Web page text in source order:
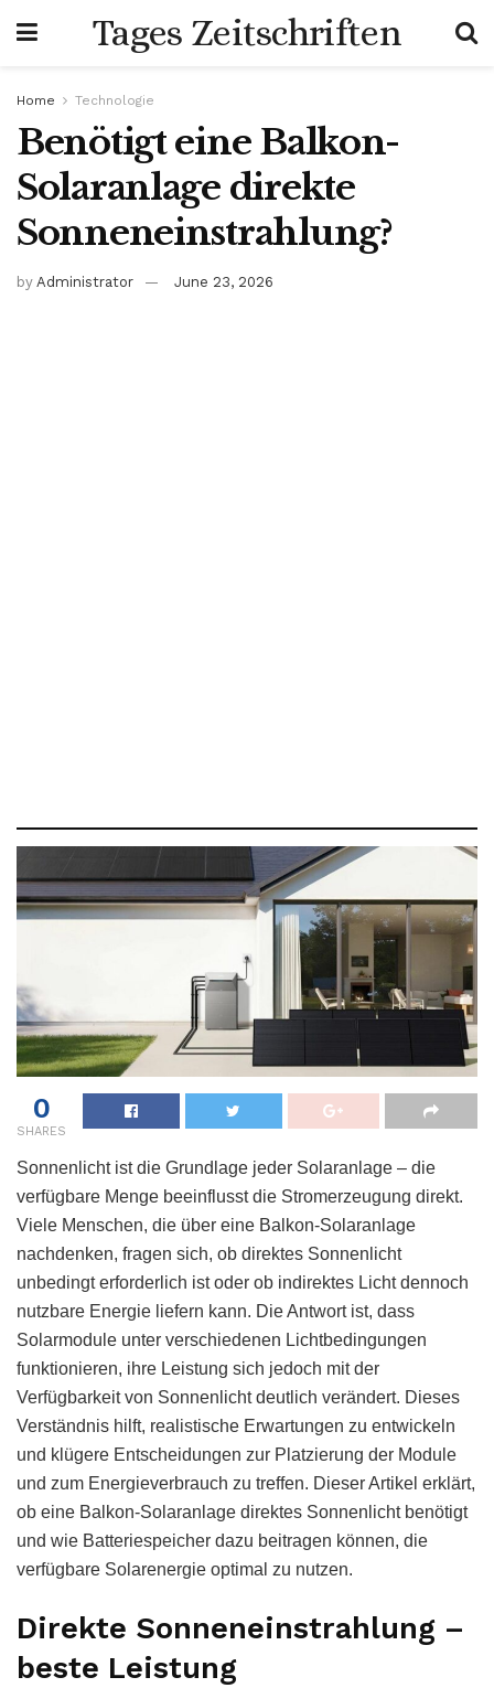
Tages Zeitschriften
Home Technologie
Benötigt eine Balkon-
Solaranlage direkte
Sonneneinstrahlung?
by Administrator June 23, 2026
0
SHARES
Sonnenlicht ist die Grundlage jeder Solaranlage – die
verfügbare Menge beeinflusst die Stromerzeugung direkt.
Viele Menschen, die über eine Balkon-Solaranlage
nachdenken, fragen sich, ob direktes Sonnenlicht
unbedingt erforderlich ist oder ob indirektes Licht dennoch
nutzbare Energie liefern kann. Die Antwort ist, dass
Solarmodule unter verschiedenen Lichtbedingungen
funktionieren, ihre Leistung sich jedoch mit der
Verfügbarkeit von Sonnenlicht deutlich verändert. Dieses
Verständnis hilft, realistische Erwartungen zu entwickeln
und klügere Entscheidungen zur Platzierung der Module
und zum Energieverbrauch zu treffen. Dieser Artikel erklärt,
ob eine Balkon-Solaranlage direktes Sonnenlicht benötigt
und wie Batteriespeicher dazu beitragen können, die
verfügbare Solarenergie optimal zu nutzen.
Direkte Sonneneinstrahlung –
beste Leistung